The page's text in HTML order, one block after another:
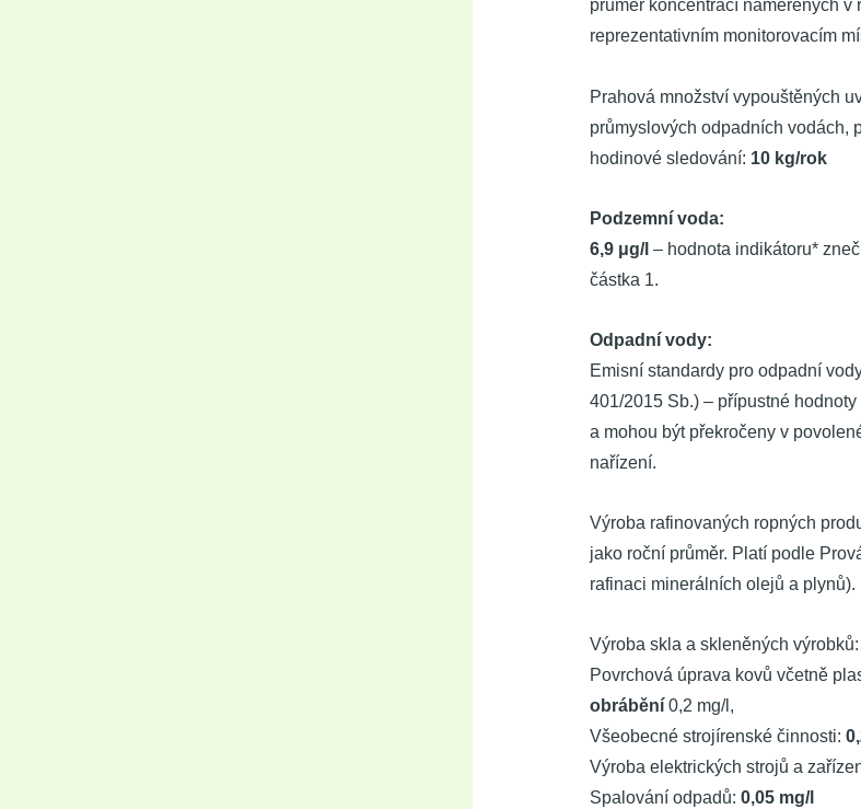
průměr koncentrací naměřených
reprezentativním monitorovacím
Prahová množství vypouštěných
průmyslových odpadních vodách,
hodinové sledování: 10 kg/rok
Podzemní voda:
6,9 μg/l – hodnota indikátoru*
částka 1.
Odpadní vody:
Emisní standardy pro odpadní
401/2015 Sb.) – přípustné
a mohou být překročeny v
nařízení.
Výroba rafinovaných ropných
jako roční průměr. Platí podle
rafinaci minerálních olejů a plynů).
Výroba skla a skleněných výrobků:
Povrchová úprava kovů včetně
obrábění 0,2 mg/l,
Všeobecné strojírenské činnosti:
Výroba elektrických strojů a
Spalování odpadů: 0,05 mg/l